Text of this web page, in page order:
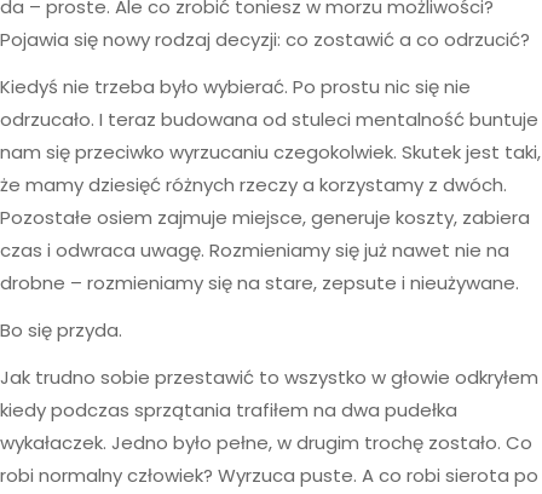
da – proste. Ale co zrobić toniesz w morzu możliwości?
Pojawia się nowy rodzaj decyzji: co zostawić a co odrzucić?
Kiedyś nie trzeba było wybierać. Po prostu nic się nie
odrzucało. I teraz budowana od stuleci mentalność buntuje
nam się przeciwko wyrzucaniu czegokolwiek. Skutek jest taki,
że mamy dziesięć różnych rzeczy a korzystamy z dwóch.
Pozostałe osiem zajmuje miejsce, generuje koszty, zabiera
czas i odwraca uwagę. Rozmieniamy się już nawet nie na
drobne – rozmieniamy się na stare, zepsute i nieużywane.
Bo się przyda.
Jak trudno sobie przestawić to wszystko w głowie odkryłem
kiedy podczas sprzątania trafiłem na dwa pudełka
wykałaczek. Jedno było pełne, w drugim trochę zostało. Co
robi normalny człowiek? Wyrzuca puste. A co robi sierota po